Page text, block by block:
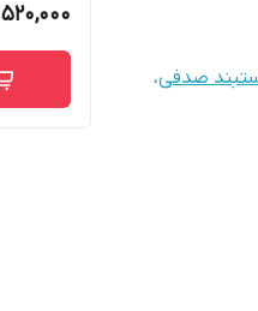
صدفی،
520,000